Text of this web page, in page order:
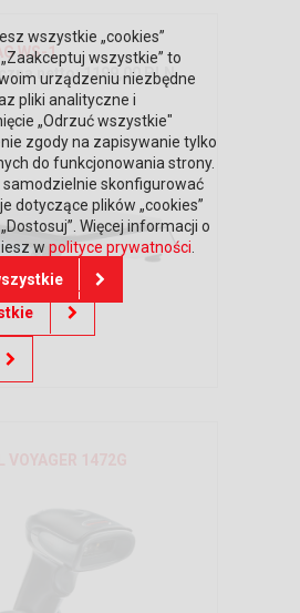
WS-1
netto: 1199,00 PLN
wszystkie „cookies”
wszystkie” to
urządzeniu niezbędne
pliki analityczne i
„Odrzuć wszystkie"
zgody na zapisywanie tylko
do funkcjonowania strony.
samodzielnie skonfigurować
dotyczące plików „cookies”
Więcej informacji o
w polityce prywatności